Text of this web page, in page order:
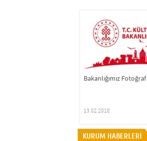
Resim, Fotoğraf ve
20.03.2018
KURUM HABERLERİ